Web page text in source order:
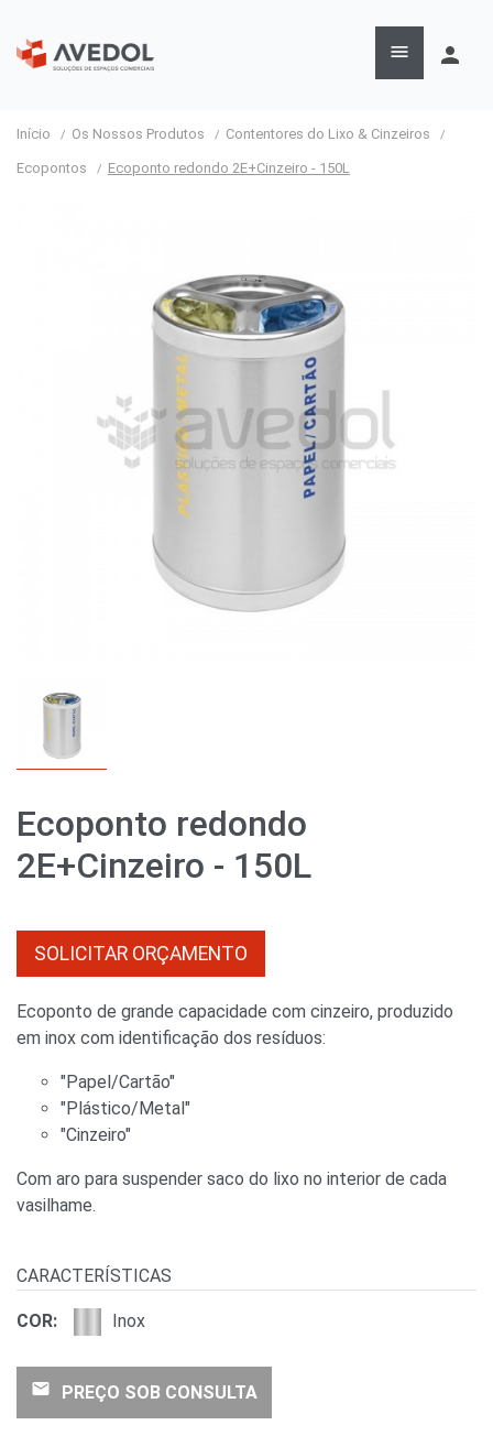
 person
Início Os Nossos Produtos Contentores do Lixo & Cinzeiros
Ecopontos Ecoponto redondo 2E+Cinzeiro - 150L
Ecoponto redondo
2E+Cinzeiro - 150L
SOLICITAR ORÇAMENTO
Ecoponto de grande capacidade com cinzeiro, produzido
em inox com identificação dos resíduos:
"Papel/Cartão"
"Plástico/Metal"
"Cinzeiro"
Com aro para suspender saco do lixo no interior de cada
vasilhame.
CARACTERÍSTICAS
COR: Inox
email PREÇO SOB CONSULTA